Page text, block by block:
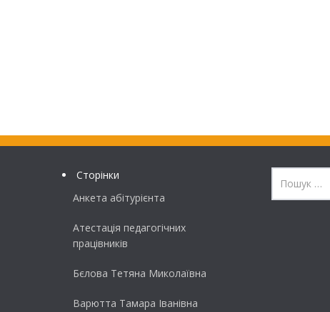
Сторінки
Анкета абітурієнта
Атестація педагогічних
працівників
Бєлова Тетяна Миколаївна
Варютта Тамара Іванівна